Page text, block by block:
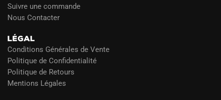
Suivre une commande
Nous Contacter
LÉGAL
Conditions Générales de Vente
Politique de Confidentialité
Politique de Retours
Mentions Légales